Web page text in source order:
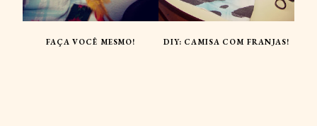
FAÇA VOCÊ MESMO! DIY: CAMISA COM FRANJAS!